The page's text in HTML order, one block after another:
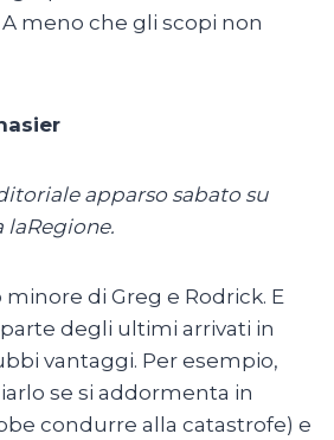
A meno che gli scopi non
apparso sabato su
laRegione.
di Greg e Rodrick. E
degli ultimi arrivati in
vantaggi. Per esempio,
se si addormenta in
condurre alla catastrofe) e